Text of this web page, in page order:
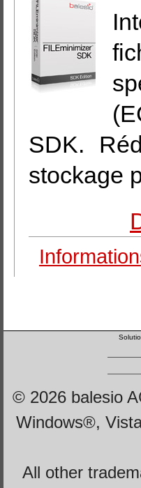
SDK.
stockage
© 2026 balesio
Windows®,
All other